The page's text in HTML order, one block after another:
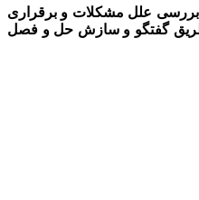
بررسی علل مشکلات و برقراری
طریق گفتگو و سازش حل و فصل